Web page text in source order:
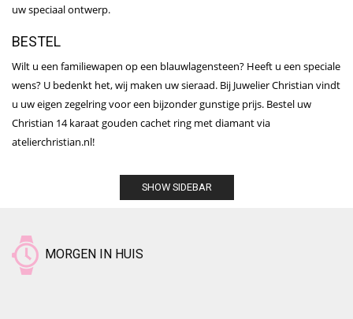
uw speciaal ontwerp.
BESTEL
Wilt u een familiewapen op een blauwlagensteen? Heeft u een speciale
wens? U bedenkt het, wij maken uw sieraad. Bij Juwelier Christian vindt
u uw eigen zegelring voor een bijzonder gunstige prijs. Bestel uw
Christian 14 karaat gouden cachet ring met diamant via
atelierchristian.nl!
SHOW SIDEBAR
MORGEN IN HUIS